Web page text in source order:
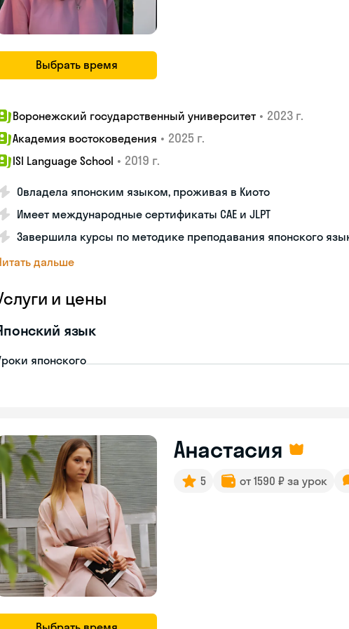
Выбрать время
Воронежский государственный университет • 2023 г.
Академия востоковедения • 2025 г.
ISI Language School • 2019 г.
Овладела японским языком, проживая в Киото
Имеет международные сертификаты CAE и JLPT
Завершила курсы по методике преподавания японского
дальше
и цены
язык
японского
Анастасия
5 от 1590 ₽ за урок